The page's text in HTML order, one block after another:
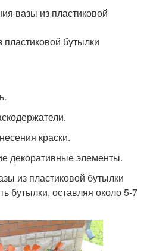
вазы из пластиковой
бутылки
краски.
декоративные элементы.
из пластиковой бутылки
бутылки, оставляя около 5-7